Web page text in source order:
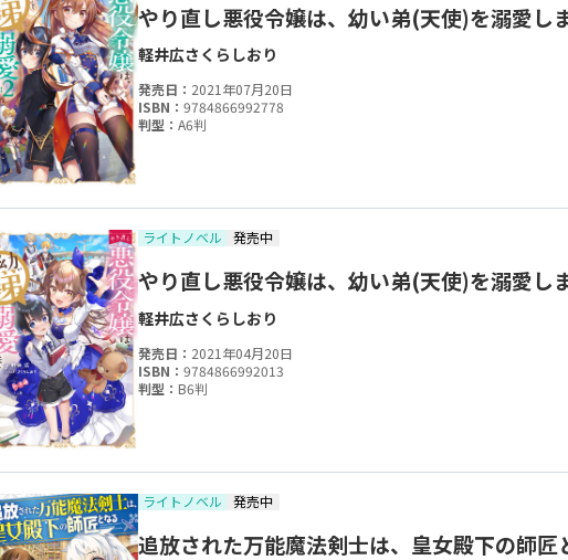
やり直し悪役令嬢は、幼い弟(天使)を溺愛し
軽井広さくらしおり
発売日： 2021年07月20日
ISBN： 9784866992778
判型： A6判
ライトノベル 発売中
やり直し悪役令嬢は、幼い弟(天使)を溺愛し
軽井広さくらしおり
発売日： 2021年04月20日
ISBN： 9784866992013
判型： B6判
ライトノベル 発売中
追放された万能魔法剣士は、皇女殿下の師匠